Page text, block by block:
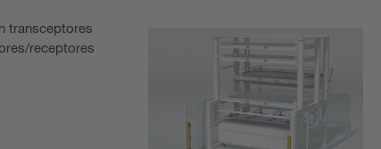
transceptores
receptores